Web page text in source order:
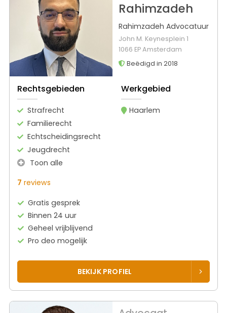
Rahimzadeh
Rahimzadeh Advocatuur
John M. Keynesplein 1
1066 EP Amsterdam
Beëdigd in 2018
Rechtsgebieden
Strafrecht
Familierecht
Echtscheidingsrecht
Jeugdrecht
Toon alle
Werkgebied
Haarlem
7 reviews
Gratis gesprek
Binnen 24 uur
Geheel vrijblijvend
Pro deo mogelijk
BEKIJK PROFIEL